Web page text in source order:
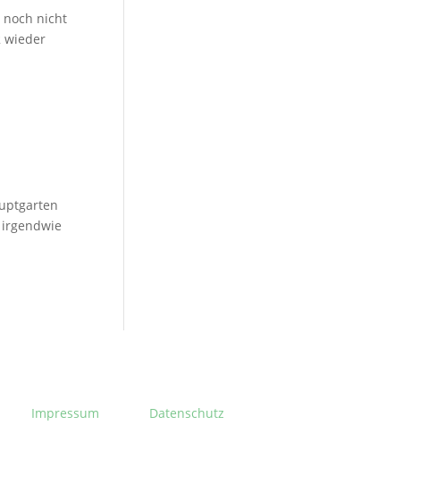
noch nicht
wieder
Impressum Datenschutz